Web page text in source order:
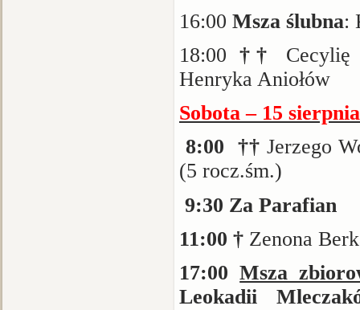
16:00 Msza ślubna:
18:00 ††
Henryka Aniołów
Sobota – 15
8:00 ††Jerzego
(5 rocz.śm.)
9:30 Za Parafian
11:00 † Zenona
17:00Msza
Leokadii